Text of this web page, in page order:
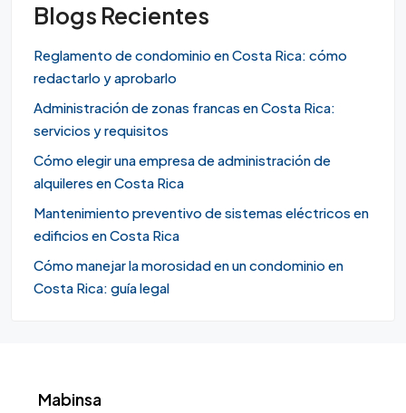
Blogs Recientes
Reglamento de condominio en Costa Rica: cómo
redactarlo y aprobarlo
Administración de zonas francas en Costa Rica:
servicios y requisitos
Cómo elegir una empresa de administración de
alquileres en Costa Rica
Mantenimiento preventivo de sistemas eléctricos en
edificios en Costa Rica
Cómo manejar la morosidad en un condominio en
Costa Rica: guía legal
Mabinsa